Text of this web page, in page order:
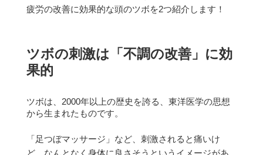
疲労の改善に効果的な頭のツボを2つ紹介します！
ツボの刺激は「不調の改善」に効
果的
ツボは、2000年以上の歴史を誇る、東洋医学の思想
から生まれたものです。
「足つぼマッサージ」など、刺激されると痛いけ